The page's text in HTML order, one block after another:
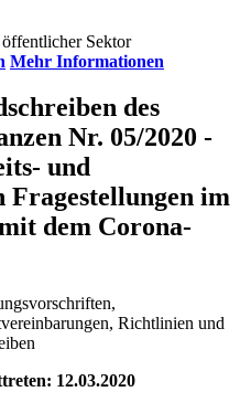
Mehr Informationen
des
Nr. 05/2020 -
und
Fragestellungen im
dem Corona-
Richtlinien und
12.03.2020